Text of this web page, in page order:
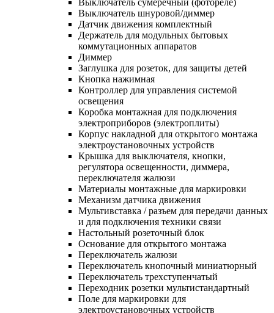
Выключатель шнуровой/диммер
Датчик движения комплектный
Держатель для модульных бытовых
коммутационных аппаратов
Диммер
Заглушка для розеток, для защиты детей
Кнопка нажимная
Контроллер для управления системой
освещения
Коробка монтажная для подключения
электроприборов (электроплиты)
Корпус накладной для открытого монтажа
электроустановочных устройств
Крышка для выключателя, кнопки,
регулятора освещенности, диммера,
переключателя жалюзи
Материалы монтажные для маркировки
Механизм датчика движения
Мультивставка / разъем для передачи данных
и для подключения техники связи
Настольный розеточный блок
Основание для открытого монтажа
Переключатель жалюзи
Переключатель кнопочный миниатюрный
Переключатель трехступенчатый
Переходник розетки мультистандартный
Поле для маркировки для
электроустановочных устройств